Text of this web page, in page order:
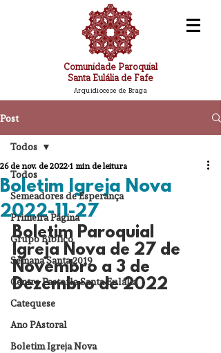
Comunidade Paroquial
Santa Eulália de Fafe
Arquidiocese de Braga
Post
Todos
Semeadores de Esperança
Primeira Página
Grupo Bíblico
Semana Santa 2019
Centro Pastorla Santa Eulália
Catequese
Ano PAstoral
Boletim Igreja Nova
Todos
Boletim Igreja Nova
2022-11-27
26 de nov. de 2022 1 min de leitura
Boletim Paroquial
Igreja Nova de 27 de
Novembro a 3 de
Dezembro de 2022